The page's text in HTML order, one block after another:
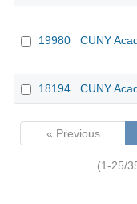
19980 CUNY
18194 CUNY
« Previous
(1-25/